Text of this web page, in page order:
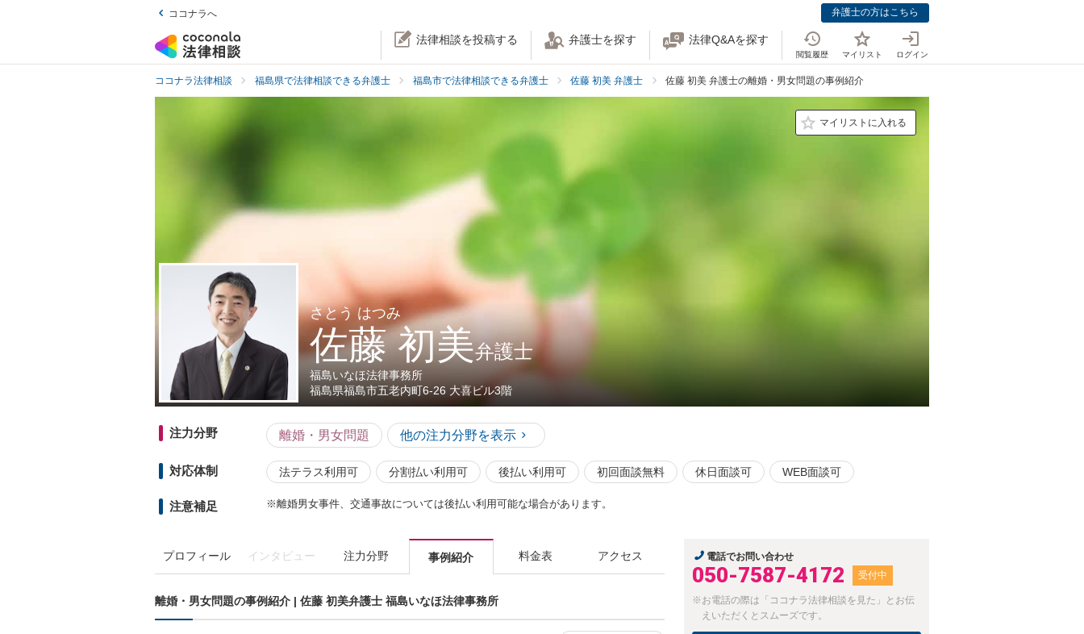
ココナラへ 弁護士の方はこちら
法律相談を投稿する 弁護士を探す 法律Q&Aを探す
閲覧履歴 マイリスト ログイン
ココナラ法律相談 福島県で法律相談できる弁護士 福島市で法律相談できる弁護士 佐藤 初美 弁護士 佐藤 初美 弁護士の離婚・男女問題の事例紹介
マイリストに入れる
さとう はつみ
佐藤 初美弁護士
福島いなほ法律事務所
福島県福島市五老内町6-26 大喜ビル3階
注力分野 離婚・男女問題 他の注力分野を表示
対応体制 法テラス利用可 分割払い利用可 後払い利用可 初回面談無料 休日面談可 WEB面談可
注意補足 ※離婚男女事件、交通事故については後払い利用可能な場合があります。
プロフィール インタビュー 注力分野 事例紹介 料金表 アクセス
離婚・男女問題の事例紹介 | 佐藤 初美弁護士 福島いなほ法律事務所
電話でお問い合わせ
050-7587-4172 受付中
※お電話の際は「ココナラ法律相談を見た」とお伝
えいただくとスムーズです。